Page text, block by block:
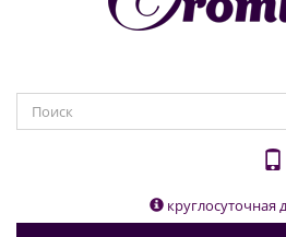
круглосуточная